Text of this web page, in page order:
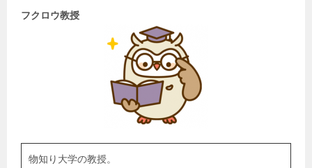
フクロウ教授
物知り大学の教授。